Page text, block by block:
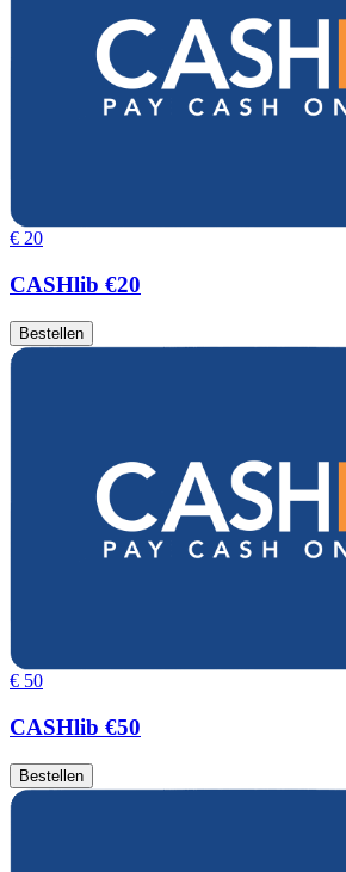
€ 20
CASHlib €20
Bestellen
€ 50
CASHlib €50
Bestellen